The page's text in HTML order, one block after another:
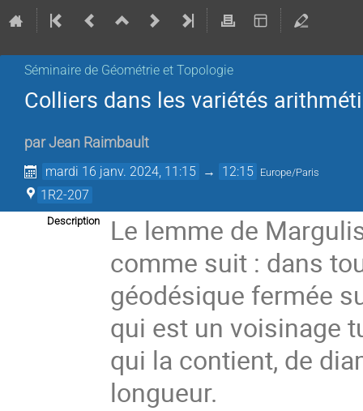
Séminaire de Géométrie et Topologie
Colliers dans les variétés
parJean Raimbault
mardi 16 janv. 2024, 11:15 → 12:15 Europe/Paris
1R2-207
Description
Le lemme de
comme suit : dans
géodésique fermée
qui est un voisinage
qui la contient, de
longueur.